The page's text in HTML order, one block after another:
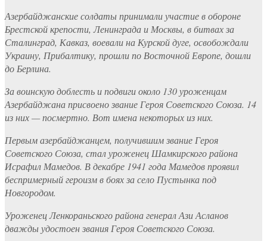
Азербайджанские солдаты принимали участие в обороне
Брестской крепости, Ленинграда и Москвы, в битвах за
Сталинград, Кавказ, воевали на Курской дуге, освобождали
Украину, Прибалтику, прошли по Восточной Европе, дошли
до Берлина.
За воинскую доблесть и подвиги около 130 уроженцам
Азербайджана присвоено звание Героя Советского Союза. 14
из них — посмертно. Вот имена некоторых из них.
Первым азербайджанцем, получившим звание Героя
Советского Союза, стал уроженец Шамкирского района
Исрафил Мамедов. В декабре 1941 года Мамедов проявил
беспримерный героизм в боях за село Пустынка под
Новгородом.
Уроженец Ленкораньского района генерал Ази Асланов
дважды удостоен звания Героя Советского Союза.